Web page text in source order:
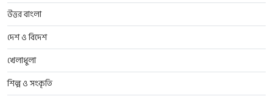
উত্তর বাংলা
দেশ ও বিদেশ
খেলাধুলা
শিল্প ও সংকৃতি